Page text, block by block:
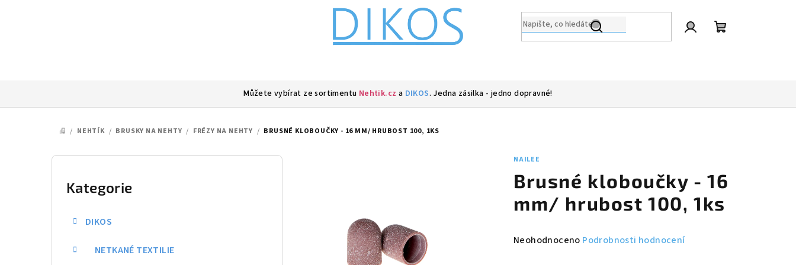
Můžete vybírat ze sortimentu Nehtik.cz a DIKOS. Jedna zásilka - jedno dopravné!
DOMŮ
/ NEHTÍK / BRUSKY NA NEHTY / FRÉZY NA NEHTY / BRUSNÉ KLOBOUČKY - 16 MM/ HRUBOST 100, 1KS
P
Přeskočit
kategorie
Kategorie
DIKOS
NETKANÉ TEXTILIE
NAILEE
Brusné kloboučky - 16
mm/ hrubost 100, 1ks
Průměrné
Neohodnoceno Podrobnosti hodnocení